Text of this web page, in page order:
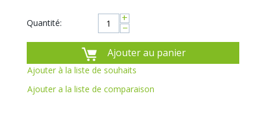
Quantité: +
−
Ajouter au panier
Ajouter à la liste de souhaits
Ajouter a la liste de comparaison